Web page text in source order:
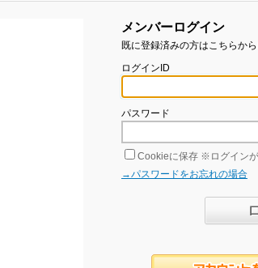
メンバーログイン
既に登録済みの方はこちらか
ログインID
パスワード
Cookieに保存 ※ログイン
→パスワードをお忘れの場合